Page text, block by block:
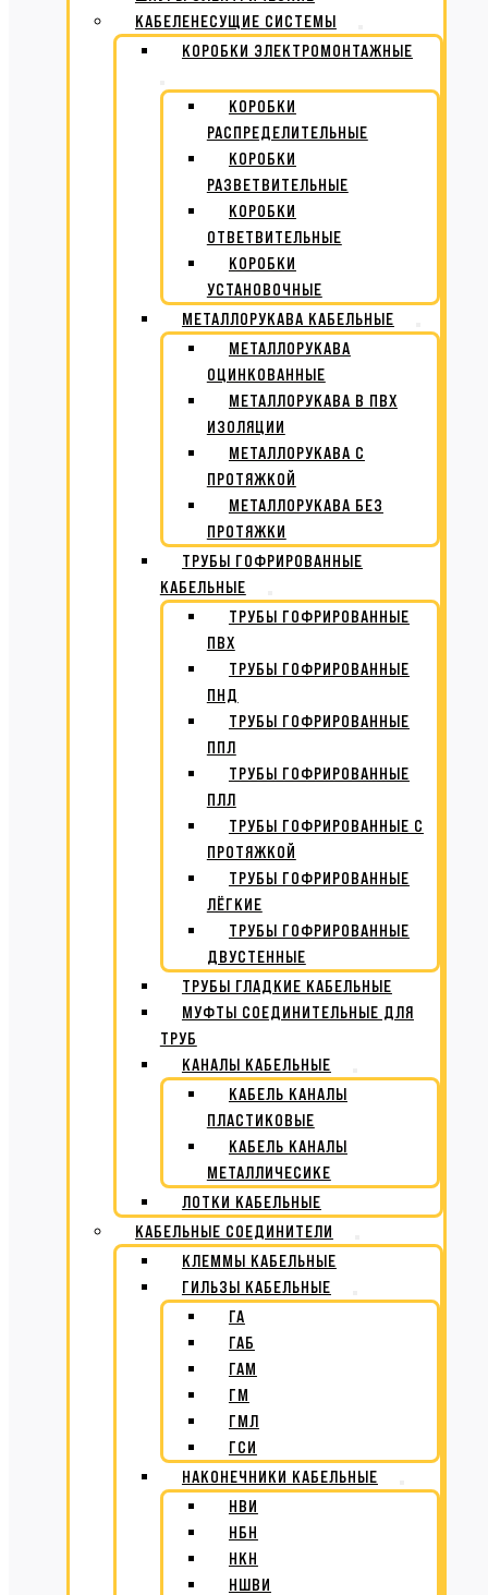
КАБЕЛЕНЕСУЩИЕ СИСТЕМЫ
КОРОБКИ ЭЛЕКТРОМОНТАЖНЫЕ
КОРОБКИ
РАСПРЕДЕЛИТЕЛЬНЫЕ
КОРОБКИ
РАЗВЕТВИТЕЛЬНЫЕ
КОРОБКИ
ОТВЕТВИТЕЛЬНЫЕ
КОРОБКИ
УСТАНОВОЧНЫЕ
МЕТАЛЛОРУКАВА КАБЕЛЬНЫЕ
МЕТАЛЛОРУКАВА
ОЦИНКОВАННЫЕ
МЕТАЛЛОРУКАВА В ПВХ
ИЗОЛЯЦИИ
МЕТАЛЛОРУКАВА С
ПРОТЯЖКОЙ
МЕТАЛЛОРУКАВА БЕЗ
ПРОТЯЖКИ
ТРУБЫ ГОФРИРОВАННЫЕ
КАБЕЛЬНЫЕ
ТРУБЫ ГОФРИРОВАННЫЕ
ПВХ
ТРУБЫ ГОФРИРОВАННЫЕ
ПНД
ТРУБЫ ГОФРИРОВАННЫЕ
ППЛ
ТРУБЫ ГОФРИРОВАННЫЕ
ПЛЛ
ТРУБЫ ГОФРИРОВАННЫЕ С
ПРОТЯЖКОЙ
ТРУБЫ ГОФРИРОВАННЫЕ
ЛЁГКИЕ
ТРУБЫ ГОФРИРОВАННЫЕ
ДВУСТЕННЫЕ
ТРУБЫ ГЛАДКИЕ КАБЕЛЬНЫЕ
МУФТЫ СОЕДИНИТЕЛЬНЫЕ ДЛЯ
ТРУБ
КАНАЛЫ КАБЕЛЬНЫЕ
КАБЕЛЬ КАНАЛЫ
ПЛАСТИКОВЫЕ
КАБЕЛЬ КАНАЛЫ
МЕТАЛЛИЧЕСИКЕ
ЛОТКИ КАБЕЛЬНЫЕ
КАБЕЛЬНЫЕ СОЕДИНИТЕЛИ
КЛЕММЫ КАБЕЛЬНЫЕ
ГИЛЬЗЫ КАБЕЛЬНЫЕ
ГА
ГАБ
ГАМ
ГМ
ГМЛ
ГСИ
НАКОНЕЧНИКИ КАБЕЛЬНЫЕ
НВИ
НБН
НКН
НШВИ